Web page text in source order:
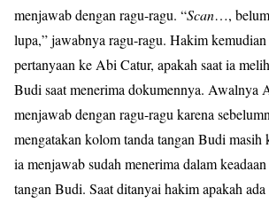
menjawab dengan ragu-ragu. “Scan…,
lupa,” jawabnya ragu-ragu. Hakim
pertanyaan ke Abi Catur, apakah saat ia
Budi saat menerima dokumennya. Awalnya
menjawab dengan ragu-ragu karena
mengatakan kolom tanda tangan Budi masih
ia menjawab sudah menerima dalam
tangan Budi. Saat ditanyai hakim apakah ada